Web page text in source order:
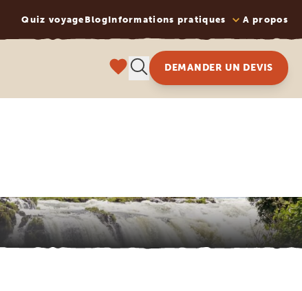
Quiz voyage BlogInformations pratiques A propos
DEMANDER UN DEVIS